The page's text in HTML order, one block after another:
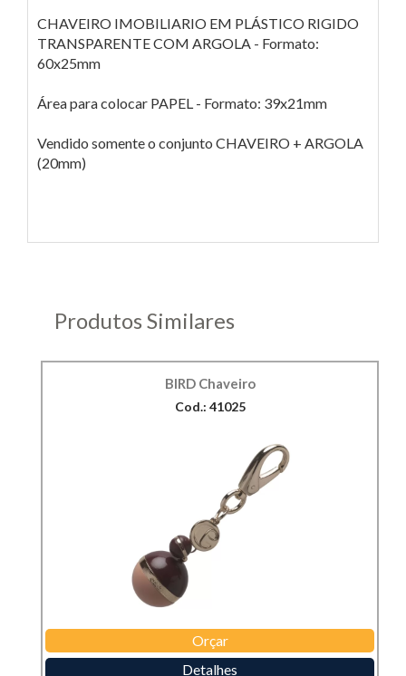
CHAVEIRO IMOBILIARIO EM PLÁSTICO RIGIDO
TRANSPARENTE COM ARGOLA - Formato:
60x25mm
Área para colocar PAPEL - Formato: 39x21mm
Vendido somente o conjunto CHAVEIRO + ARGOLA
(20mm)
Produtos Similares
BIRD Chaveiro
Cod.: 41025
Orçar
Detalhes